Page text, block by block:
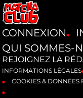
CONNEXION
QUI SOMMES-
REJOIGNEZ LA
INFORMATIONS LÉGALES
COOKIES & DONNÉES